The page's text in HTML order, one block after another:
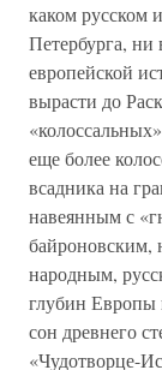
каком русском
Петербурга, ни
европейской
вырасти до
еще более
всадника на
навеянным с
байроновским,
народным,
глубин Европы
сон древнего
«Чудотворце-